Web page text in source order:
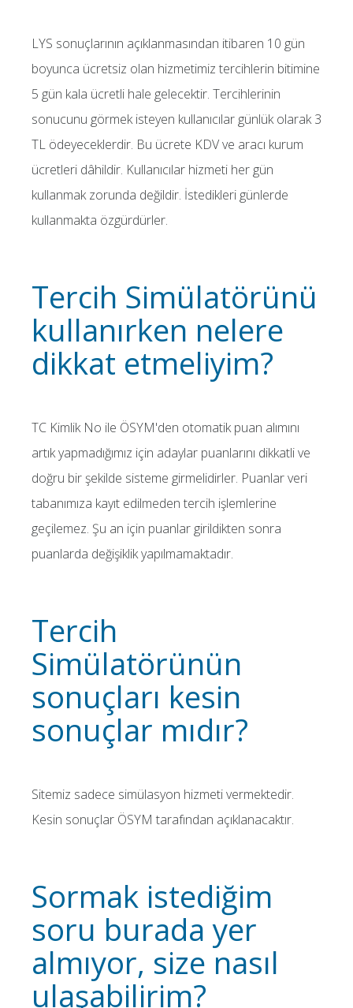
LYS sonuçlarının açıklanmasından itibaren 10 gün
boyunca ücretsiz olan hizmetimiz tercihlerin bitimine
5 gün kala ücretli hale gelecektir. Tercihlerinin
sonucunu görmek isteyen kullanıcılar günlük olarak 3
TL ödeyeceklerdir. Bu ücrete KDV ve aracı kurum
ücretleri dâhildir. Kullanıcılar hizmeti her gün
kullanmak zorunda değildir. İstedikleri günlerde
kullanmakta özgürdürler.
Tercih Simülatörünü
kullanırken nelere
dikkat etmeliyim?
TC Kimlik No ile ÖSYM'den otomatik puan alımını
artık yapmadığımız için adaylar puanlarını dikkatli ve
doğru bir şekilde sisteme girmelidirler. Puanlar veri
tabanımıza kayıt edilmeden tercih işlemlerine
geçilemez. Şu an için puanlar girildikten sonra
puanlarda değişiklik yapılmamaktadır.
Tercih
Simülatörünün
sonuçları kesin
sonuçlar mıdır?
Sitemiz sadece simülasyon hizmeti vermektedir.
Kesin sonuçlar ÖSYM tarafından açıklanacaktır.
Sormak istediğim
soru burada yer
almıyor, size nasıl
ulaşabilirim?